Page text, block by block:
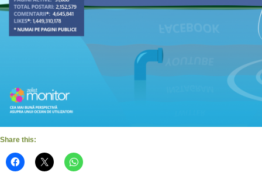
Share this: